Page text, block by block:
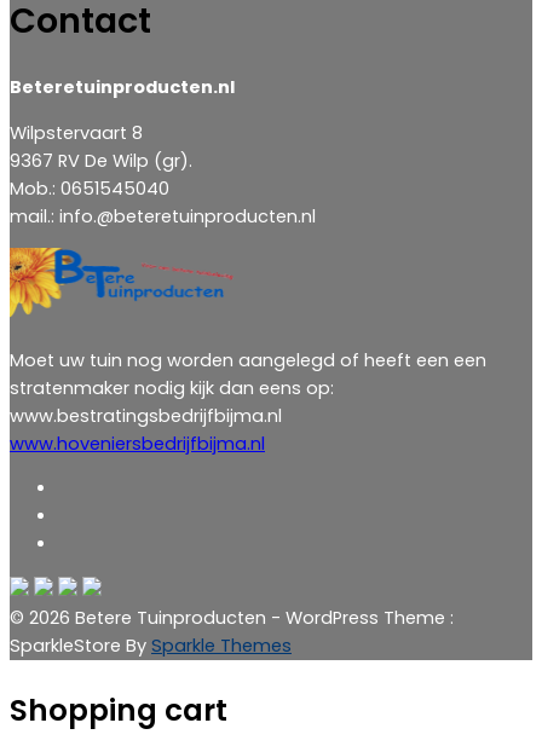
Contact
Beteretuinproducten.nl
Wilpstervaart 8
9367 RV De Wilp (gr).
Mob.: 0651545040
mail.: info.@beteretuinproducten.nl
Moet uw tuin nog worden aangelegd of heeft een een
stratenmaker nodig kijk dan eens op:
www.bestratingsbedrijfbijma.nl
www.hoveniersbedrijfbijma.nl
© 2026 Betere Tuinproducten - WordPress Theme :
SparkleStore By Sparkle Themes
Shopping cart